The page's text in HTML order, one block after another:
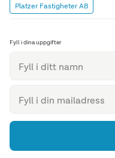
Platzer Fastigheter AB
Fyll i dina uppgifter